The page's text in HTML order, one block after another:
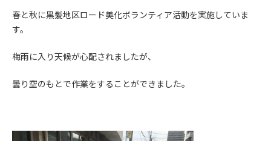
春と秋に黒髪地区ロード美化ボランティア活動を実施していま
す。
梅雨に入り天候が心配されましたが、
曇り空のもとで作業をすることができました。